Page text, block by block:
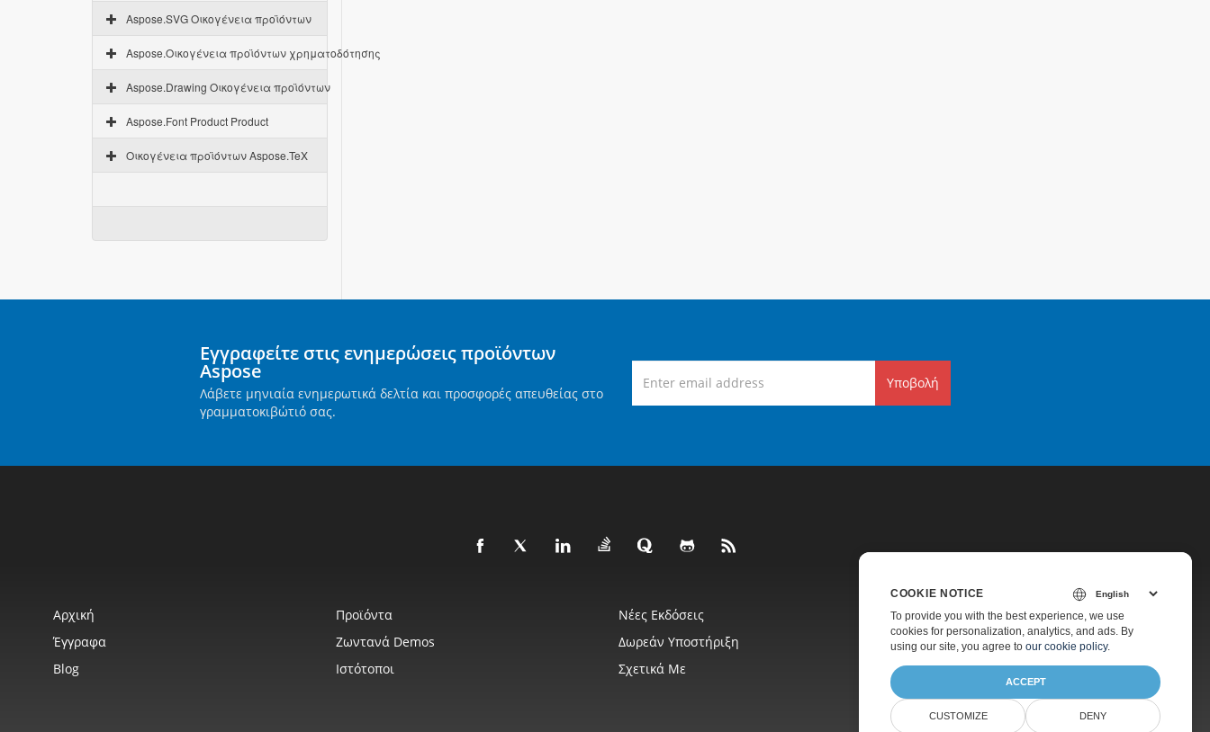
Aspose.SVG Οικογένεια προϊόντων
Aspose.Οικογένεια προϊόντων χρηματοδότησης
Aspose.Drawing Οικογένεια προϊόντων
Aspose.Font Product Product
Οικογένεια προϊόντων Aspose.TeX
Εγγραφείτε στις ενημερώσεις προϊόντων
Aspose
Λάβετε μηνιαία ενημερωτικά δελτία και προσφορές απευθείας στο
γραμματοκιβώτιό σας.
Υποβολή
Αρχική Προϊόντα Νέες Εκδόσεις
Τιμολόγηση
Έγγραφα
Ζωντανά Demos Δωρεάν Υποστήριξη
Υποστήριξη Επί Πληρωμή
Blog
Ιστότοποι Σχετικά Με
COOKIE NOTICE
To provide you with the best experience, we use
cookies for personalization, analytics, and ads. By
using our site, you agree to our cookie policy.
ACCEPT
CUSTOMIZE DENY